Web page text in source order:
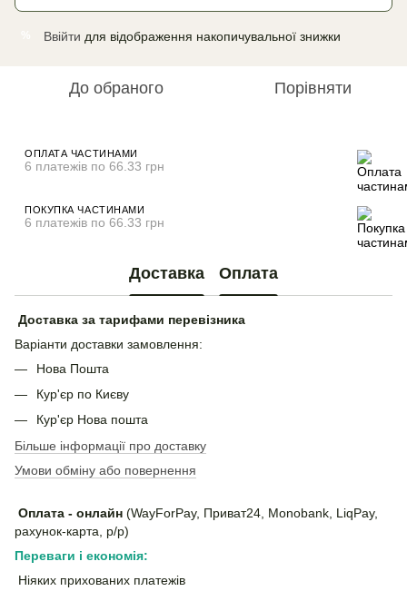
Ввійти для відображення накопичувальної знижки
До обраного Порівняти
ОПЛАТА ЧАСТИНАМИ
6 платежів по 66.33 грн
ПОКУПКА ЧАСТИНАМИ
6 платежів по 66.33 грн
Доставка Оплата
Доставка за тарифами перевізника
Варіанти доставки замовлення:
Нова Пошта
Кур'єр по Києву
Кур'єр Нова пошта
Більше інформації про доставку
Умови обміну або повернення
Оплата - онлайн (WayForPay, Приват24, Monobank, LiqPay,
рахунок-карта, р/р)
Переваги і економія:
Ніяких прихованих платежів